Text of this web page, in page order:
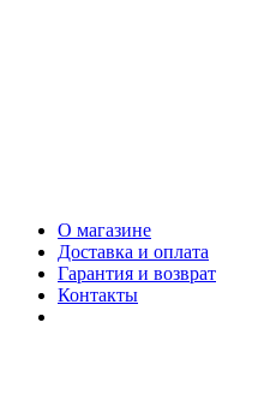
О магазине
Доставка и оплата
Гарантия и возврат
Контакты